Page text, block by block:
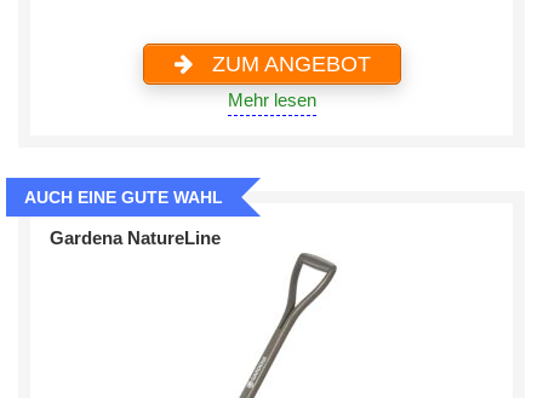
ZUM ANGEBOT
Mehr lesen
AUCH EINE GUTE WAHL
Gardena NatureLine